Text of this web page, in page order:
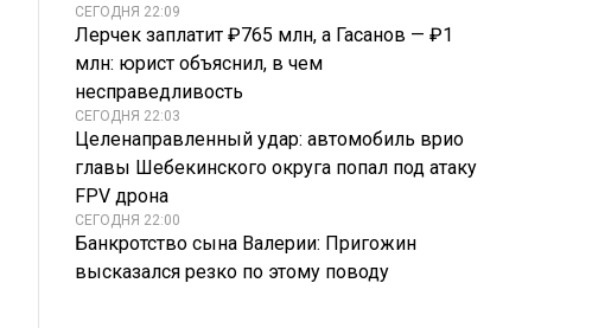
СЕГОДНЯ 22:09
Лерчек заплатит ₽765 млн, а Гасанов — ₽1
млн: юрист объяснил, в чем
несправедливость
СЕГОДНЯ 22:03
Целенаправленный удар: автомобиль врио
главы Шебекинского округа попал под атаку
FPV дрона
СЕГОДНЯ 22:00
Банкротство сына Валерии: Пригожин
высказался резко по этому поводу